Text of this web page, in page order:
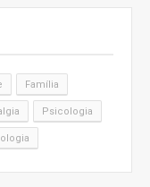
Família
Psicologia